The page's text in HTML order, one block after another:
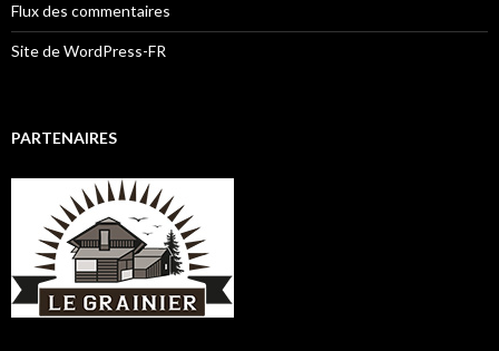
Flux des commentaires
Site de WordPress-FR
PARTENAIRES